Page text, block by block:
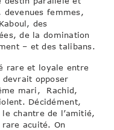
femmes,
des
de la domination
– et des talibans.
rare et loyale entre
opposer
mari, Rachid,
Décidément,
chantre de l’amitié,
acuité. On